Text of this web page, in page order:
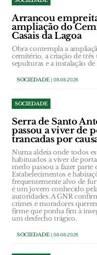
Arrancou
ampliação do
Casais da Lagoa
Obra contempla a
cemitério, a criação de três
sepulturas e a instalação de
SOCIEDADE| 08-08-2026
SOCIEDADE
Serra de Santo
passou a viver de
trancadas por
Numa aldeia onde todos
habituados a viver de
medo passou a fazer parte
Estabelecimentos e
frequentemente alvo de
é um jovem conhecido
autoridades. A GNR
crimes e moradores
firme que ponha fim à
um desfecho trágico.
SOCIEDADE| 08-08-2026